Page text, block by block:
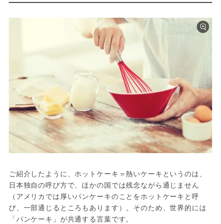
ご紹介したように、ホットケーキ＝熱いケーキというのは、
日本独自の呼び方で、ほかの国では残念ながら通じません
（アメリカでは厚いパンケーキのことをホットケーキと呼
び、一部通じるところもあります）。そのため、世界的には
「パンケーキ」が共通する言葉です。